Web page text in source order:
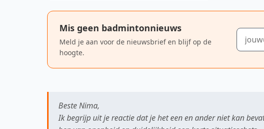
Mis geen badmintonnieuws
Meld je aan voor de nieuwsbrief en blijf op de
hoogte.
E-
Beste Nima,
Ik begrijp uit je reactie dat je het een en ander niet kan